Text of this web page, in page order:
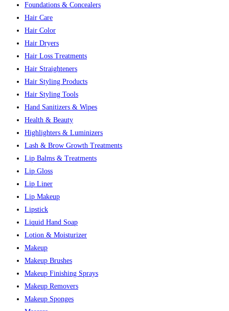
Foundations & Concealers
Hair Care
Hair Color
Hair Dryers
Hair Loss Treatments
Hair Straighteners
Hair Styling Products
Hair Styling Tools
Hand Sanitizers & Wipes
Health & Beauty
Highlighters & Luminizers
Lash & Brow Growth Treatments
Lip Balms & Treatments
Lip Gloss
Lip Liner
Lip Makeup
Lipstick
Liquid Hand Soap
Lotion & Moisturizer
Makeup
Makeup Brushes
Makeup Finishing Sprays
Makeup Removers
Makeup Sponges